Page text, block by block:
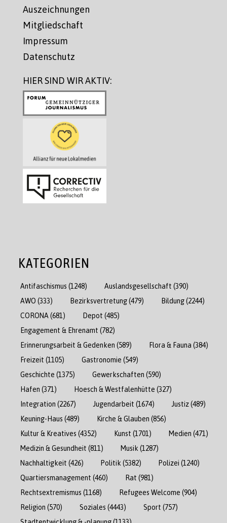
Auszeichnungen
Mitgliedschaft
Impressum
Datenschutz
HIER SIND WIR AKTIV:
KATEGORIEN
Antifaschismus (1248) Auslandsgesellschaft (390)
AWO (333) Bezirksvertretung(479) Bildung(2244)
CORONA (681) Depot (485)
Engagement & Ehrenamt (782)
Erinnerungsarbeit & Gedenken (589) Flora & Fauna (384)
Freizeit (1105) Gastronomie (549)
Geschichte (1375) Gewerkschaften (590)
Hafen (371) Hoesch & Westfalenhütte (327)
Integration (2267) Jugendarbeit (1674) Justiz(489)
Keuning-Haus (489) Kirche & Glauben (856)
Kultur & Kreatives (4352) Kunst (1701) Medien (471)
Medizin & Gesundheit (811) Musik (1287)
Nachhaltigkeit (426) Politik (5382) Polizei (1240)
Quartiersmanagement (460) Rat (981)
Rechtsextremismus (1168) Refugees Welcome (904)
Religion (570) Soziales (4443) Sport (757)